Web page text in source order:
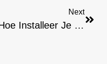
Next
Hoe Installeer Je Kodi Op Een Android-Telefoon/smartphone?